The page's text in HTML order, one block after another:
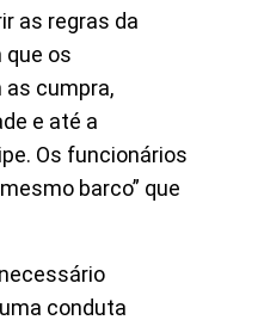
as regras da
os
cumpra,
e até a
Os funcionários
barco” que
conduta